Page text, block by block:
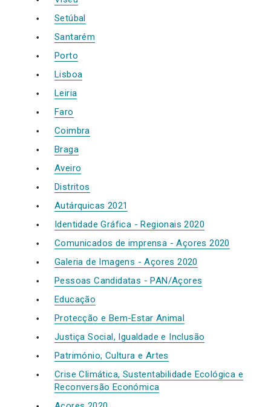
Setúbal
Santarém
Porto
Lisboa
Leiria
Faro
Coimbra
Braga
Aveiro
Distritos
Autárquicas 2021
Identidade Gráfica - Regionais 2020
Comunicados de imprensa - Açores 2020
Galeria de Imagens - Açores 2020
Pessoas Candidatas - PAN/Açores
Educação
Protecção e Bem-Estar Animal
Justiça Social, Igualdade e Inclusão
Património, Cultura e Artes
Crise Climática, Sustentabilidade Ecológica e
Reconversão Económica